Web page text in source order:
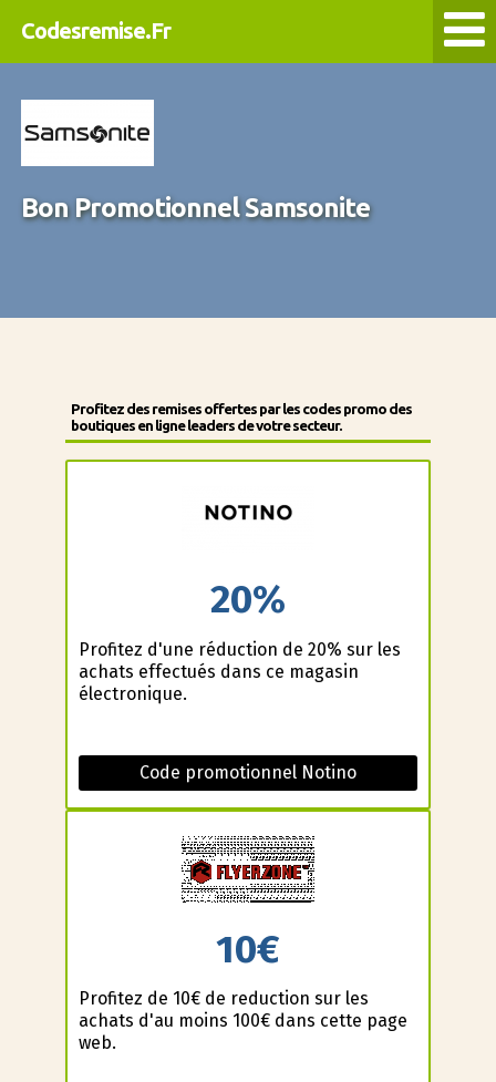
Codesremise.Fr
Bon Promotionnel Samsonite
Profitez des remises offertes par les codes promo des
boutiques en ligne leaders de votre secteur.
20%
Profitez d'une réduction de 20% sur les
achats effectués dans ce magasin
électronique.
Code promotionnel Notino
10€
Profitez de 10€ de reduction sur les
achats d'au moins 100€ dans cette page
web.